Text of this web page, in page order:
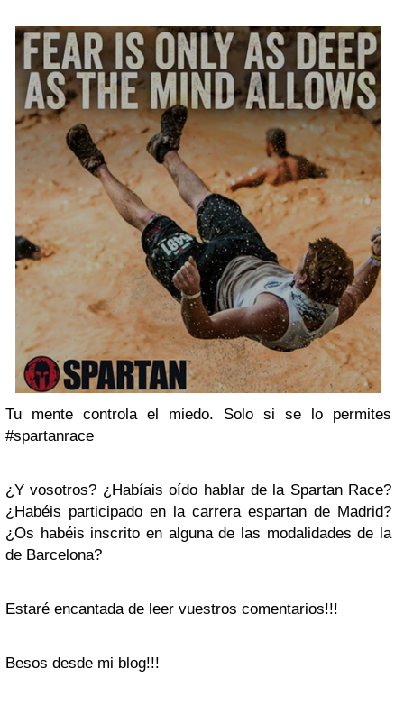
Tu mente controla el miedo. Solo si se lo permites
#spartanrace
¿Y vosotros? ¿Habíais oído hablar de la Spartan Race?
¿Habéis participado en la carrera espartan de Madrid?
¿Os habéis inscrito en alguna de las modalidades de la
de Barcelona?
Estaré encantada de leer vuestros comentarios!!!
Besos desde mi blog!!!